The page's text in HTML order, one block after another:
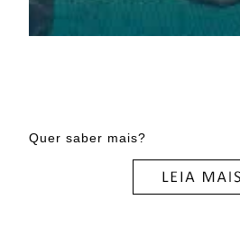
Quer saber mais?